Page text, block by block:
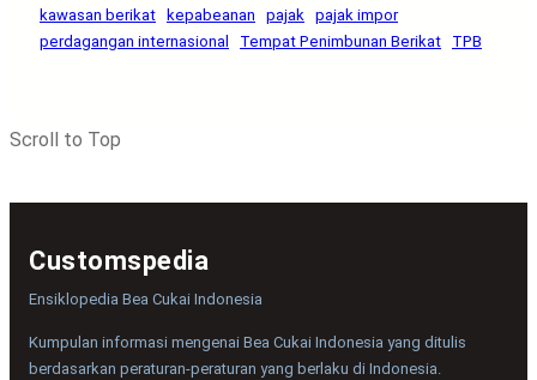
kawasan berikat
kepabeanan pajak pajak impor
perdagangan internasional
Tempat Penimbunan Berikat TPB
Scroll to Top
Customspedia
Ensiklopedia Bea Cukai Indonesia
Kumpulan informasi mengenai Bea Cukai Indonesia yang ditulis
berdasarkan peraturan-peraturan yang berlaku di Indonesia.